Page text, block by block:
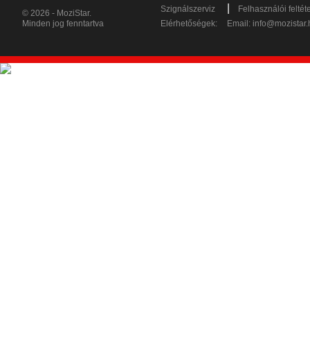
© 2026 - MoziStar.
Minden jog fenntartva
Szignálszerviz
Felhasználói
Elérhetőségek:
Email: